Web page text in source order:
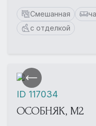
Смешанная
с отделкой
ОСОБНЯК, М2
ID 117034